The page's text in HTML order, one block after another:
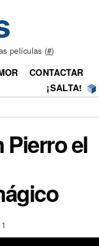
películas (#)
CONTACTAR
¡SALTA!
Pierro el